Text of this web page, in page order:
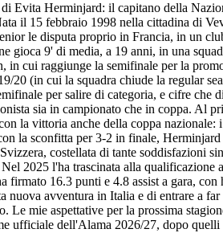
Herminjard: il capitano della
il 15 febbraio 1998 nella cittadina di
le disputa proprio in Francia, in un
gioca 9' di media, a 19 anni, in una
cui raggiunge la semifinale per la
(in cui la squadra chiude la regular
per salire di categoria, e cifre
sia in campionato che in coppa. Al
la vittoria anche della coppa
la sconfitta per 3-2 in finale,
costellata di tante
2025 l'ha trascinata alla
16.3 punti e 4.8 assist a gara,
avventura in Italia e di entrare a
mie aspettative per la prossima
dell'Alama 2026/27, dopo